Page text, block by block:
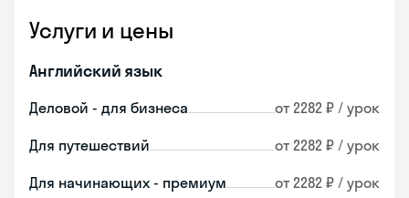
Услуги и цены
Английский язык
Деловой - для бизнеса от 2282 ₽ / урок
Для путешествий от 2282 ₽ / урок
Для начинающих - премиум от 2282 ₽ / урок